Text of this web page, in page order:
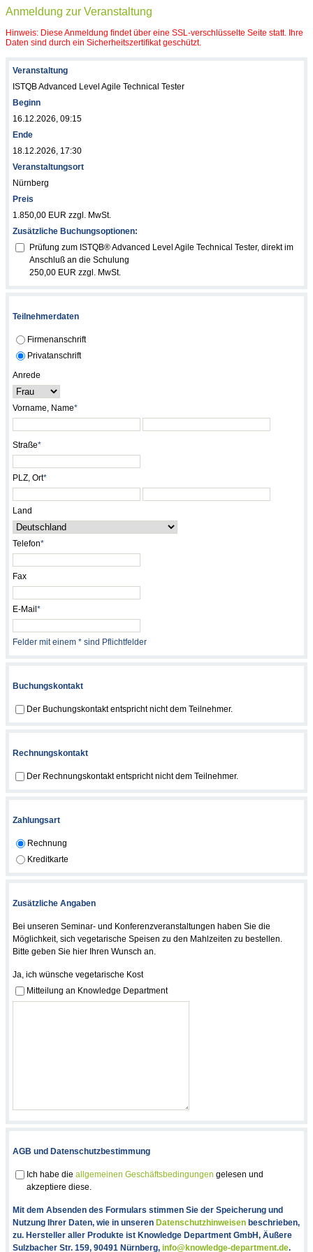
Anmeldung zur Veranstaltung
Hinweis: Diese Anmeldung findet über eine SSL-verschlüsselte Seite statt. Ihre
Daten sind durch ein Sicherheitszertifikat geschützt.
Veranstaltung
ISTQB Advanced Level Agile Technical Tester
Beginn
16.12.2026, 09:15
Ende
18.12.2026, 17:30
Veranstaltungsort
Nürnberg
Preis
1.850,00 EUR zzgl. MwSt.
Zusätzliche Buchungsoptionen:
Prüfung zum ISTQB® Advanced Level Agile Technical Tester, direkt im
Anschluß an die Schulung
250,00 EUR zzgl. MwSt.
Teilnehmerdaten
Firmenanschrift
Privatanschrift
Anrede
Vorname, Name*
Straße*
PLZ, Ort*
Land
Telefon*
Fax
E-Mail *
Felder mit einem * sind Pflichtfelder
Buchungskontakt
Der Buchungskontakt entspricht nicht dem Teilnehmer.
Rechnungskontakt
Der Rechnungskontakt entspricht nicht dem Teilnehmer.
Zahlungsart
Rechnung
Kreditkarte
Zusätzliche Angaben
Bei unseren Seminar- und Konferenzveranstaltungen haben Sie die
Möglichkeit, sich vegetarische Speisen zu den Mahlzeiten zu bestellen.
Bitte geben Sie hier Ihren Wunsch an.
Ja, ich wünsche vegetarische Kost
Mitteilung an Knowledge Department
AGB und Datenschutzbestimmung
Ich habe die allgemeinen Geschäftsbedingungen gelesen und
akzeptiere diese.
Mit dem Absenden des Formulars stimmen Sie der Speicherung und
Nutzung Ihrer Daten, wie in unseren Datenschutzhinweisen beschrieben,
zu. Hersteller aller Produkte ist Knowledge Department GmbH, Äußere
Sulzbacher Str. 159, 90491 Nürnberg, info@knowledge-department.de.